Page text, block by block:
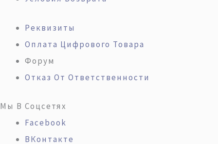
Реквизиты
Оплата Цифрового Товара
Форум
Отказ От Ответственности
Мы В Соцсетях
Facebook
ВКонтакте